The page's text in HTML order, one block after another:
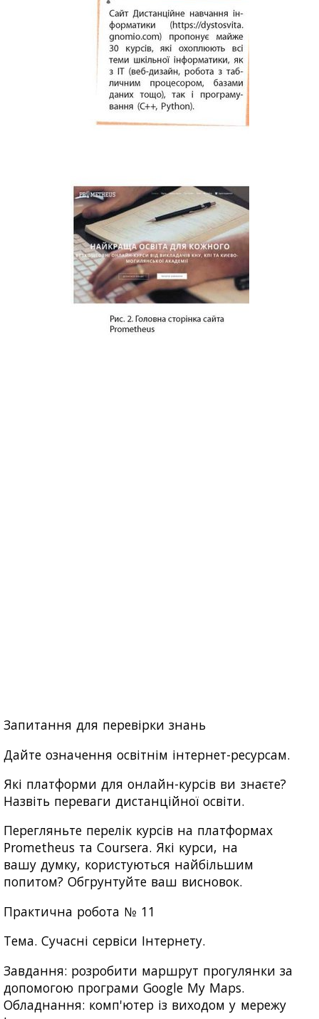
Запитання для перевірки знань
Дайте означення освітнім інтернет-ресурсам.
Які платформи для онлайн-курсів ви знаєте?
Назвіть переваги дистанційної освіти.
Перегляньте перелік курсів на платформах
Prometheus та Coursera. Які курси, на
вашу думку, користуються найбільшим
попитом? Обгрунтуйте ваш висновок.
Практична робота № 11
Тема. Сучасні сервіси Інтернету.
Завдання: розробити маршрут прогулянки за
допомогою програми Google My Maps.
Обладнання: комп'ютер із виходом у мережу